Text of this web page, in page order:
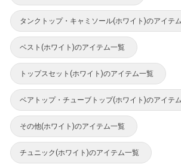
タンクトップ・キャミソール(ホワイト)のアイテ
ベスト(ホワイト)のアイテム一覧
トップスセット(ホワイト)のアイテム一覧
ベアトップ・チューブトップ(ホワイト)のアイテ
その他(ホワイト)のアイテム一覧
チュニック(ホワイト)のアイテム一覧